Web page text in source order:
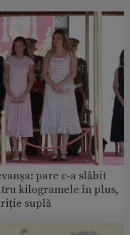
pare c-a slăbit
kilogramele în plus,
suplă